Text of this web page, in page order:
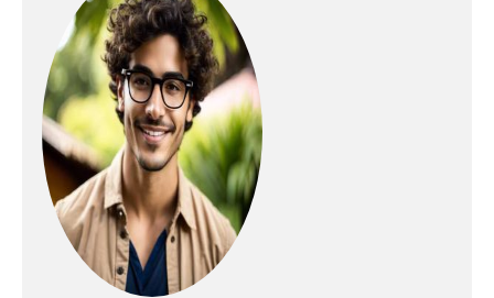
Les platines de fixation
au sol sont incluses